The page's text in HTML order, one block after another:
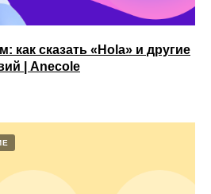
как сказать «Hola» и другие
| Anecole